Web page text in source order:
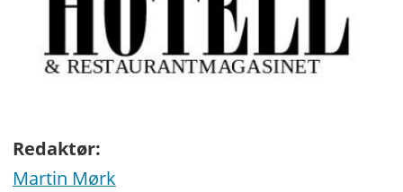
Redaktør:
Martin Mørk